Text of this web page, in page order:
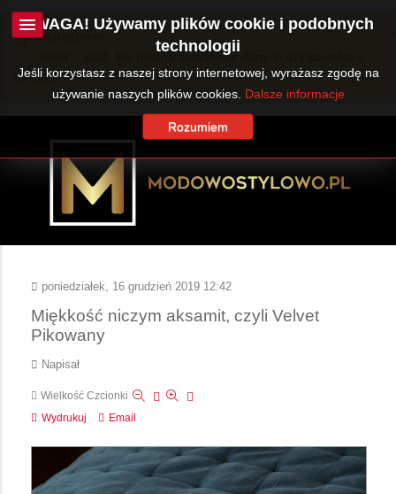
Ostrzeżenie
JUser::_load: Nie można załadować danych użytkownika o
ID: 360.
poniedziałek, 16 grudzień 2019 12:42
Miękkość niczym aksamit, czyli Velvet
Pikowany
Napisał
Wielkość Czcionki
Wydrukuj
Email
UWAGA! Używamy plików cookie i podobnych
technologii
Jeśli korzystasz z naszej strony internetowej, wyrażasz zgodę na
używanie naszych plików cookies. Dalsze informacje
Rozumiem